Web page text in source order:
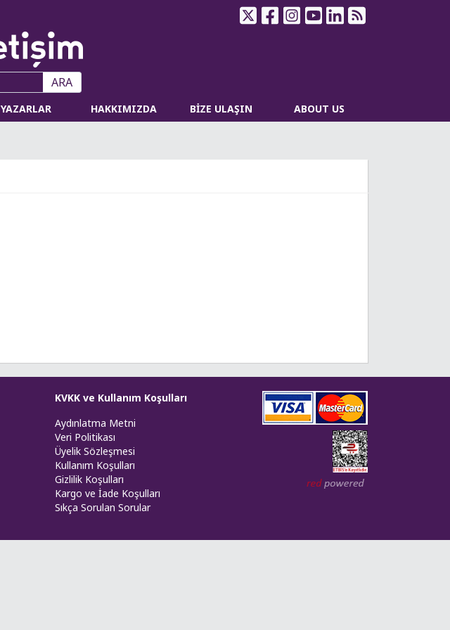
ARA
YAZARLAR HAKKIMIZDA BİZE ULAŞIN ABOUT US
KVKK ve Kullanım Koşulları
Aydınlatma Metni
Veri Politikası
Üyelik Sözleşmesi
Kullanım Koşulları
Gizlilik Koşulları
Kargo ve İade Koşulları
Sıkça Sorulan Sorular
Web tasarım: Red Bilişim